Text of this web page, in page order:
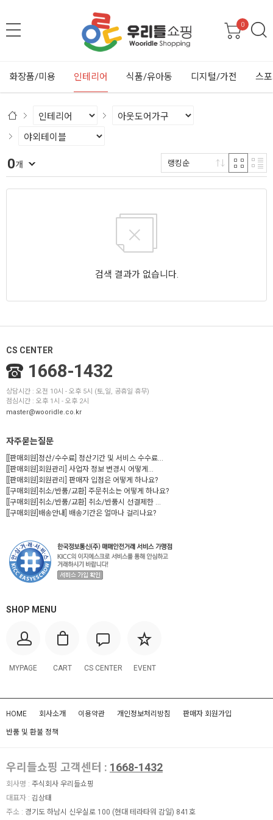
0
화장품/미용 인테리어 식품/유아동 디지털/가전 스
0개 랭킹순
검색 결과가 없습니다.
CS CENTER
1668-1432
상담시간 : 오전 10시 - 오후 5시 (토,일, 공휴일 휴무)
점심시간 : 오후 1시 - 오후 2시
master@wooridle.co.kr
자주묻는질문
[[판매회원]정산/수수료] 정산기간 및 서비스 수수료...
[[판매회원]회원관리] 사업자 정보 변경시 어떻게...
[[판매회원]회원관리] 판매자 입점은 어떻게 하나요?
[[구매회원]취소/반품/교환] 주문취소는 어떻게 하나요?
[[구매회원]취소/반품/교환] 취소/반품시 선결제한 ...
[[구매회원]배송안내] 배송기간은 얼마나 걸리나요?
SHOP MENU
MYPAGE CART CS CENTER EVENT
HOME 회사소개 이용약관 개인정보처리방침 판매자 회원가입
반품 및 환불 정책
우리들쇼핑 고객센터 : 1668-1432
회사명 : 주식회사 우리들쇼핑
대표자 : 김상태
주소 : 경기도 하남시 신우실로 100 (현대 테라타워 감일) 841호